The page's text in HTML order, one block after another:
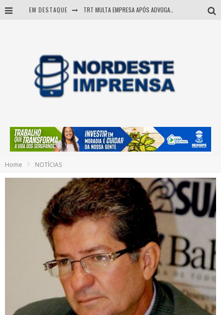
EM DESTAQUE TRT MULTA EMPRESA APÓS ADVOGADA USAR IA E INVENTAR PRECEDENTES JUDICIAIS
Mulher morre durante operação contra grupo investigado por roubo de cargas e tráfico de drogas em Sergipe
Home NOTÍCIAS